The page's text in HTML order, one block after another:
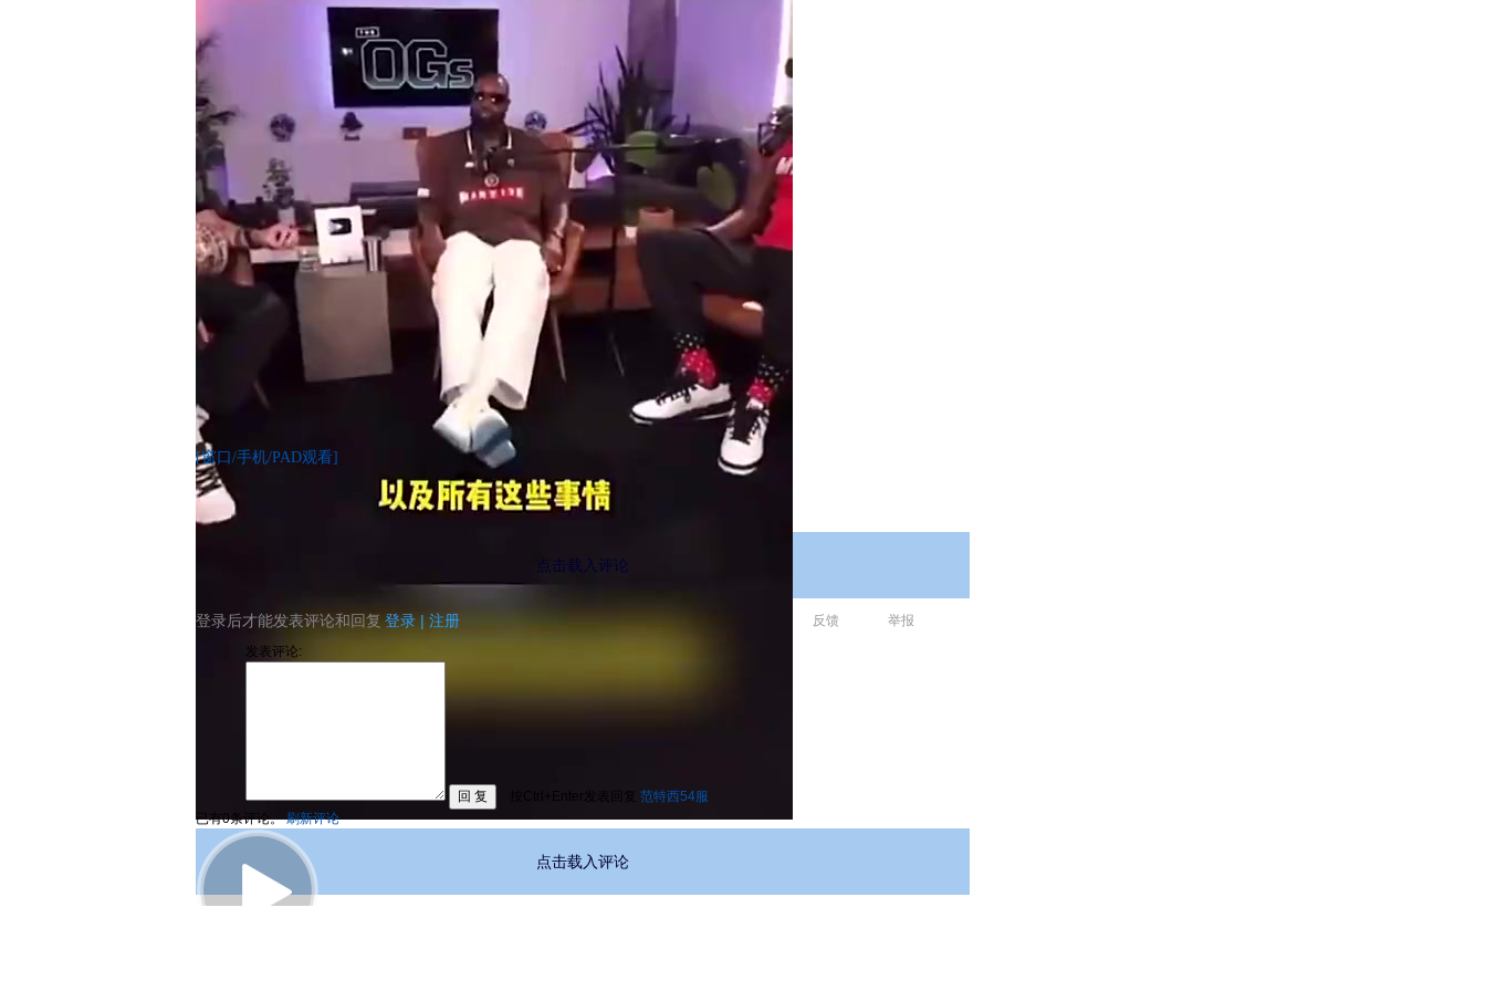
[窗口/手机/PAD观看]
点击载入评论
登录后才能发表评论和回复 登录 | 注册 反馈
举报
发表评论:
按Ctrl+Enter发表回复
范特西54服
已有0条评论。刷新评论
点击载入评论